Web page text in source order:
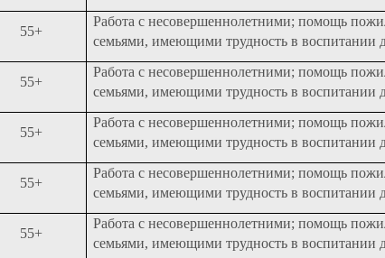
55+
Работа с несовершеннолетними; помощь
семьями, имеющими трудность в воспитании
55+
Работа с несовершеннолетними; помощь
семьями, имеющими трудность в воспитании
55+
Работа с несовершеннолетними; помощь
семьями, имеющими трудность в воспитании
55+
Работа с несовершеннолетними; помощь
семьями, имеющими трудность в воспитании
55+
Работа с несовершеннолетними; помощь
семьями, имеющими трудность в воспитании